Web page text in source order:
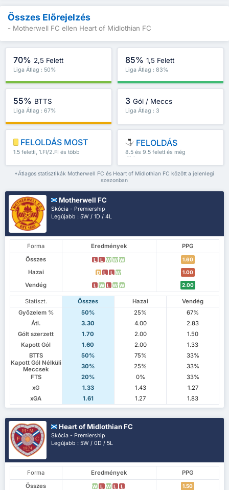
Összes Előrejelzés
- Motherwell FC ellen Heart of Midlothian FC
70% 2,5 Felett
Liga Átlag : 50%
85% 1,5 Felett
Liga Átlag : 83%
55% BTTS
Liga Átlag : 67%
3 Gól / Meccs
Liga Átlag : 3
FELOLDÁS MOST
1.5 feletti, 1.FI/2.FI és több
FELOLDÁS
8.5 és 9.5 felett és még
több
*Átlagos statisztikák Motherwell FC és Heart of Midlothian FC között a jelenlegi
szezonban
Motherwell FC
Skócia - Premiership
Legújabb : 5W / 1D / 4L
Forma Eredmények
PPG
Összes
L L W W W 1.60
Hazai D L L W 1.00
Vendég L W L W W 2.00
Statiszt. Összes Hazai
Vendég
Győzelem %
50% 25%
67%
Átl.
3.30 4.00
2.83
Gólt szerzett
1.70 2.00
1.50
Kapott Gól
1.60 2.00
1.33
BTTS
50% 75%
33%
Kapott Gól Nélküli
Meccsek
30% 25%
33%
FTS
20% 0%
33%
xG
1.33 1.43
1.27
xGA
1.61 1.27 1.83
Heart of Midlothian FC
Skócia - Premiership
Legújabb : 5W / 0D / 5L
Forma Eredmények
PPG
Összes
W L W L L 1.50